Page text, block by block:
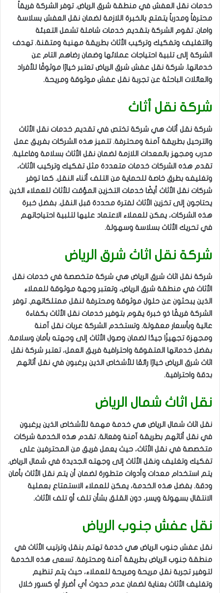
خدمات نقل العفش في منطقة شرق الرياض. توفر الشركة فريقاً
محترفاً ومدرباً يتمتع بالخبرة اللازمة لضمان نقل العفش بسلاسة
وامان. تقوم الشركة بتقديم خدمات شاملة تشمل التعبئة
والتغليف وتفكيك وتركيب الأثاث بطريقة مهنية ومتقنة. تهدف
الشركة إلى تلبية احتياجات عملائها وضمان رضاهم التام عن
خدماتها. شركة نقل عفش شرق الرياض تعتبر خيارًا موثوقًا للأفراد
والعائلات الباحثة عن تجربة نقل عفش موثوقة ومريحة.
شركة نقل أثاث
شركة نقل أثاث هي شركة تختص في تقديم خدمات نقل الأثاث
والترحيل بطريقة آمنة ومحترفة. تتميز هذه الشركات بفريق عمل
مدرب ومجهز بالمعدات اللازمة لضمان نقل الأثاث بسلامة وفاعلية.
تقدم هذه الشركات خدمات متعددة مثل تفكيك وتركيب الأثاث،
وتغليفه بطرق خاصة للحماية من التلف أثناء النقل. كما توفر
شركات نقل الأثاث أيضًا خدمات التخزين المؤقت للأثاث للعملاء الذين
يحتاجون إلى تخزين الأثاث لفترة محددة قبل النقل. بفضل خبرة
هذه الشركات، يمكن للعملاء الاعتماد عليها لتلبية احتياجاتهم
في تحريك الأثاث بسلاسة وسهولة.
شركة نقل اثاث شرق الرياض
شركة نقل اثاث شرق الرياض هي شركة متخصصة في خدمات نقل
الأثاث في منطقة شرق الرياض، وتعتبر وجهة موثوقة للعملاء
الذين يبحثون عن حلول موثوقة ومحترفة لنقل ممتلكاتهم. توفر
الشركة فريقًا ذو خبرة يقوم بتوفير خدمات نقل الأثاث بكفاءة
عالية وبأسعار معقولة. وتستخدم الشركة عربات نقل آمنة
ومجهزة تجهيزًا جيدًا لضمان وصول الأثاث إلى وجهته بأمان وسلامة.
بفضل خدماتها المتفوقة واحترافية فريق العمل، تعتبر شركة نقل
اثاث شرق الرياض خيارًا رائعًا للأشخاص الذين يرغبون في نقل أثاثهم
بدقة واحترافية.
نقل اثاث شمال الرياض
نقل اثاث شمال الرياض هي خدمة مهمة للأشخاص الذين يرغبون
في نقل أثاثهم بطريقة آمنة وفعالة. تقدم هذه الخدمة شركات
متخصصة في نقل الأثاث، حيث يعمل فريق من المحترفين على
تفكيك وتغليف ونقل الأثاث إلى وجهته الجديدة في شمال الرياض.
يتم استخدام معدات وأدوات متطورة لضمان أن يتم نقل الأثاث بأمان
ودقة. بفضل هذه الخدمة، يمكن للعملاء الاستمتاع بعملية
الانتقال بسهولة ويسر، دون القلق بشأن تلف أو تلف الأثاث.
نقل عفش جنوب الرياض
نقل عفش جنوب الرياض هي خدمة تهتم بنقل وترتيب الأثاث في
منطقة جنوب الرياض بطريقة آمنة ومحترفة. تسعى هذه الخدمة
لتوفير تجربة نقل مريحة ومريحة للعملاء، حيث يتم تنظيم
وتغليف الأثاث بعناية لضمان عدم حدوث أي أضرار أو كسور خلال